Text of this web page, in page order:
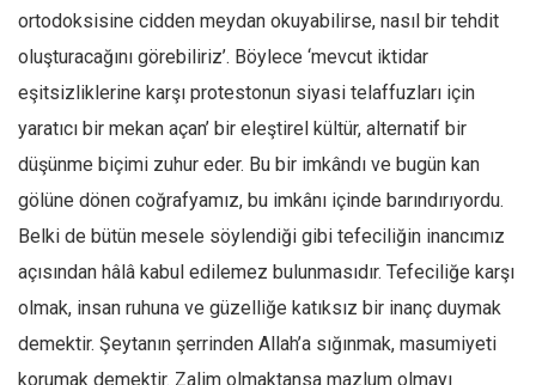
ortodoksisine cidden meydan okuyabilirse, nasıl bir tehdit
oluşturacağını görebiliriz’. Böylece ‘mevcut iktidar
eşitsizliklerine karşı protestonun siyasi telaffuzları için
yaratıcı bir mekan açan’ bir eleştirel kültür, alternatif bir
düşünme biçimi zuhur eder. Bu bir imkândı ve bugün kan
gölüne dönen coğrafyamız, bu imkânı içinde barındırıyordu.
Belki de bütün mesele söylendiği gibi tefeciliğin inancımız
açısından hâlâ kabul edilemez bulunmasıdır. Tefeciliğe karşı
olmak, insan ruhuna ve güzelliğe katıksız bir inanç duymak
demektir. Şeytanın şerrinden Allah’a sığınmak, masumiyeti
korumak demektir. Zalim olmaktansa mazlum olmayı